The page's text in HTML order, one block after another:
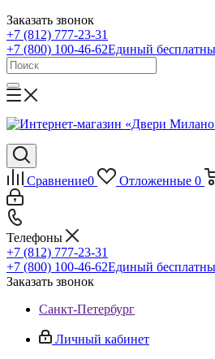
Заказать звонок
+7 (812) 777-23-31
+7 (800) 100-46-62Единый
Сравнение0 Отложенные 0
Телефоны
+7 (812) 777-23-31
+7 (800) 100-46-62Единый
Заказать звонок
Санкт-Петербург
Личный кабинет